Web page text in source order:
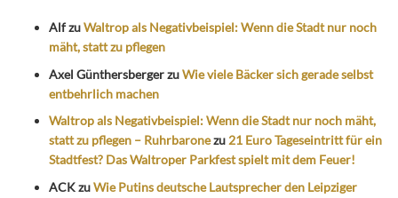
AlfzuWaltrop als Negativbeispiel: Wenn die Stadt nur noch
mäht, statt zu pflegen
Axel GünthersbergerzuWie viele Bäcker sich gerade selbst
entbehrlich machen
Waltrop als Negativbeispiel: Wenn die Stadt nur noch mäht,
statt zu pflegen – Ruhrbaronezu 21 Euro Tageseintritt für ein
Stadtfest? Das Waltroper Parkfest spielt mit dem Feuer!
ACKzuWie Putins deutsche Lautsprecher den Leipziger